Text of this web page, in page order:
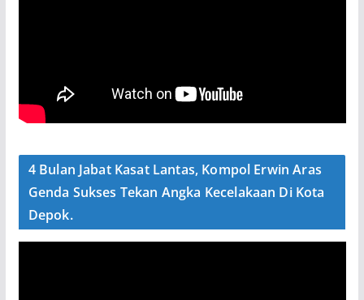
4 Bulan Jabat Kasat Lantas, Kompol Erwin Aras
Genda Sukses Tekan Angka Kecelakaan Di Kota
Depok.